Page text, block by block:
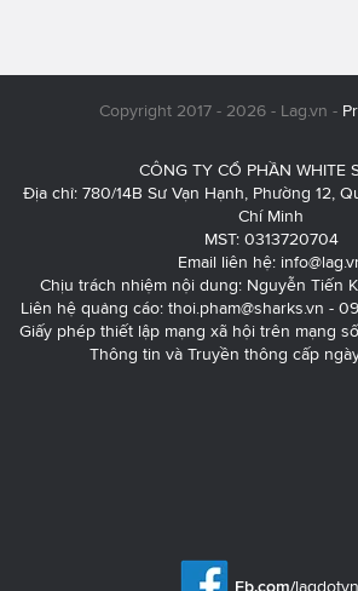
Copyright 2017 - 2026 - Lag.vn -
CÔNG TY CỔ PHẦN WHITE
Địa chỉ: 780/14B Sư Vạn Hạnh, Phường 12,
Chí Minh
MST: 0313720704
Email liên hệ:
Chịu trách nhiệm nội dung: Nguyễn Tiến
Liên hệ quảng cáo: thoi.pham@sharks.vn -
Giấy phép thiết lập mạng xã hội trên mạng
Thông tin và Truyền thông cấp
Fb.com/lagdotvn